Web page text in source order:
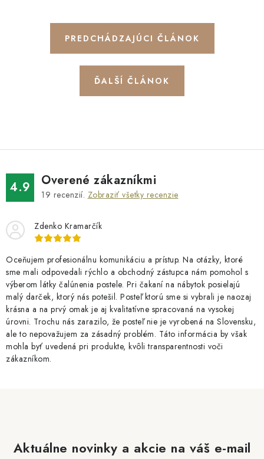
PREDCHÁDZAJÚCI ČLÁNOK
ĎALŠÍ ČLÁNOK
4.9 Overené zákazníkmi
19 recenzií. Zobraziť všetky recenzie
Zdenko Kramarčík
Oceňujem profesionálnu komunikáciu a prístup. Na otázky, ktoré
sme mali odpovedali rýchlo a obchodný zástupca nám pomohol s
výberom látky čalúnenia postele. Pri čakaní na nábytok posielajú
malý darček, ktorý nás potešil. Posteľ ktorú sme si vybrali je naozaj
krásna a na prvý omak je aj kvalitatívne spracovaná na vysokej
úrovni. Trochu nás zarazilo, že posteľ nie je vyrobená na Slovensku,
ale to nepovažujem za zásadný problém. Táto informácia by však
mohla byť uvedená pri produkte, kvôli transparentnosti voči
zákazníkom.
Aktuálne novinky a akcie na váš e-mail